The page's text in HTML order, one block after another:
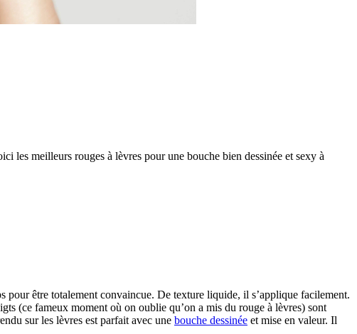
les meilleurs rouges à lèvres pour une bouche bien dessinée et sexy à
être totalement convaincue. De texture liquide, il s’applique facilement.
(ce fameux moment où on oublie qu’on a mis du rouge à lèvres) sont
sur les lèvres est parfait avec une bouche dessinée et mise en valeur. Il